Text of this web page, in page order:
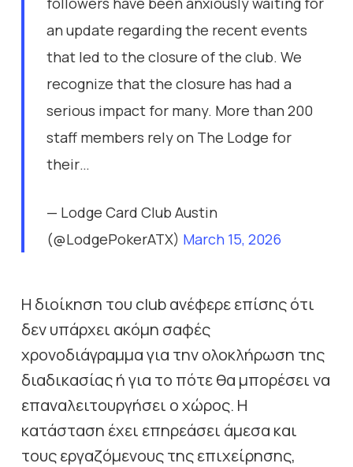
an update regarding the recent events
that led to the closure of the club. We
recognize that the closure has had a
serious impact for many. More than 200
staff members rely on The Lodge for
their…
— Lodge Card Club Austin
(@LodgePokerATX) March 15, 2026
Η διοίκηση του club ανέφερε επίσης ότι
δεν υπάρχει ακόμη σαφές
χρονοδιάγραμμα για την ολοκλήρωση της
διαδικασίας ή για το πότε θα μπορέσει να
επαναλειτουργήσει ο χώρος. Η
κατάσταση έχει επηρεάσει άμεσα και
τους εργαζόμενους της επιχείρησης,